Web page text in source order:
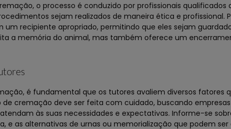
o processo é conduzido por profissionais qualificados
sejam realizados de maneira ética e profissional.
recipiente apropriado, permitindo que eles sejam
a memória do animal, mas também oferece um
é fundamental que os tutores avaliem diversos fatores
cremação deve ser feita com cuidado, buscando
às suas necessidades e expectativas. Informe-se
e as alternativas de urnas ou memorialização que podem ser